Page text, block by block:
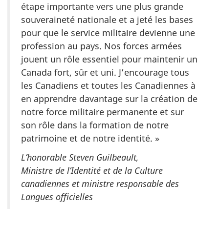
étape importante vers une plus grande
souveraineté nationale et a jeté les bases
pour que le service militaire devienne une
profession au pays. Nos forces armées
jouent un rôle essentiel pour maintenir un
Canada fort, sûr et uni. J’encourage tous
les Canadiens et toutes les Canadiennes à
en apprendre davantage sur la création de
notre force militaire permanente et sur
son rôle dans la formation de notre
patrimoine et de notre identité. »
L’honorable Steven Guilbeault,
Ministre de l’Identité et de la Culture
canadiennes et ministre responsable des
Langues officielles